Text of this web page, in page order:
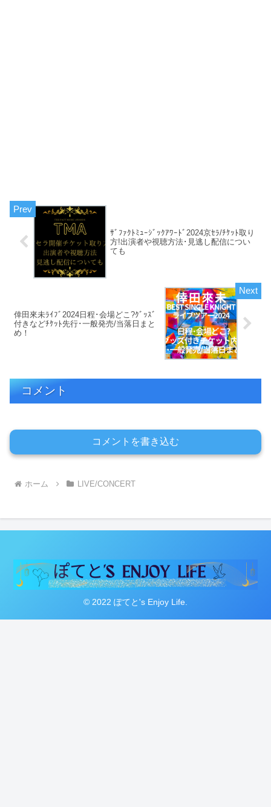
ｻﾞﾌｧｸﾄﾐｭｰｼﾞｯｸｱﾜｰﾄﾞ2024京ｾﾗ/ﾁｹｯﾄ取り
方!出演者や視聴方法･見逃し配信につい
ても
倖田來未ﾗｲﾌﾞ2024日程･会場どこ?ｸﾞｯｽﾞ
付きなどﾁｹｯﾄ先行･一般発売/当落日まと
め！
コメント
コメントを書き込む
ホーム LIVE/CONCERT
© 2022 ぽてと's Enjoy Life.